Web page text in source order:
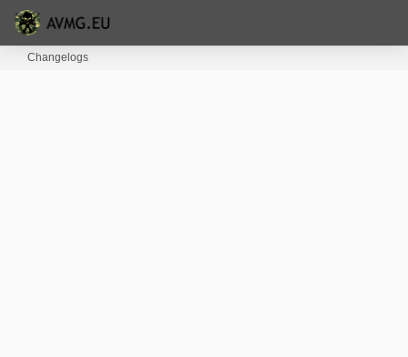
Changelogs